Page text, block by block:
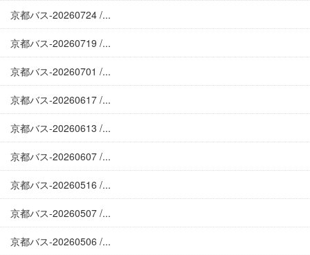
京都バス-20260724 /...
京都バス-20260719 /...
京都バス-20260701 /...
京都バス-20260617 /...
京都バス-20260613 /...
京都バス-20260607 /...
京都バス-20260516 /...
京都バス-20260507 /...
京都バス-20260506 /...